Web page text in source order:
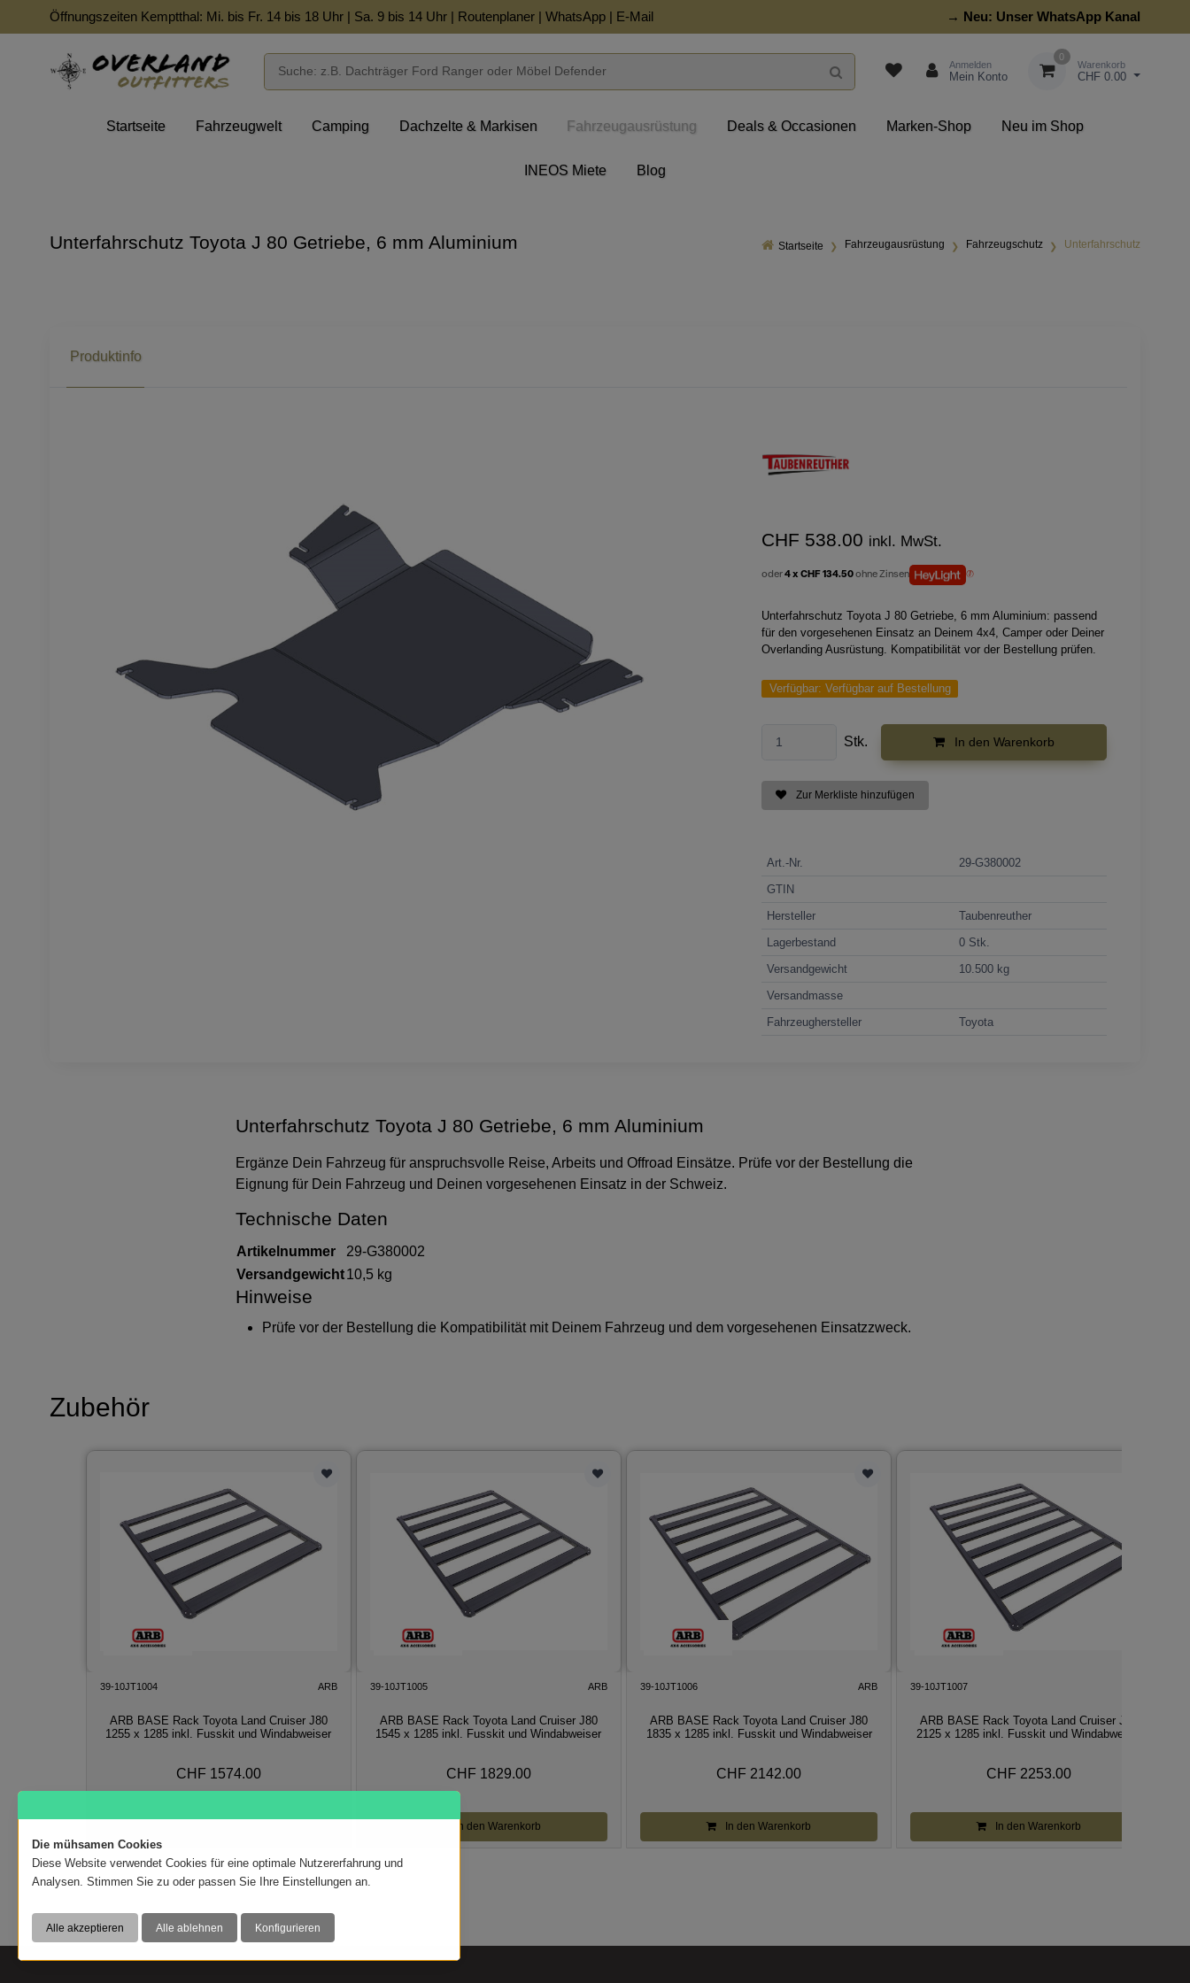
Öffnungszeiten Kemptthal: Mi. bis Fr. 14 bis 18 Uhr | Sa. 9 bis 14 Uhr | Routenplaner | WhatsApp | E-Mail → Neu: Unser WhatsApp Kanal
Anmelden
Mein Konto
0
Warenkorb
CHF 0.00
Startseite Fahrzeugwelt Camping Dachzelte & Markisen Fahrzeugausrüstung Deals & Occasionen Marken-Shop Neu im Shop
INEOS Miete Blog
Startseite Fahrzeugausrüstung Fahrzeugschutz Unterfahrschutz
Unterfahrschutz Toyota J 80 Getriebe, 6 mm Aluminium
Produktinfo
CHF 538.00 inkl. MwSt.
oder4 x CHF 134.50ohne Zinsen
Unterfahrschutz Toyota J 80 Getriebe, 6 mm Aluminium: passend
für den vorgesehenen Einsatz an Deinem 4x4, Camper oder Deiner
Overlanding Ausrüstung. Kompatibilität vor der Bestellung prüfen.
Verfügbar: Verfügbar auf Bestellung
Stk. In den Warenkorb
Zur Merkliste hinzufügen
Art.-Nr.
29-G380002
GTIN
Hersteller
Taubenreuther
Lagerbestand
0 Stk.
Versandgewicht
10.500 kg
Versandmasse
Fahrzeughersteller
Toyota
Unterfahrschutz Toyota J 80 Getriebe, 6 mm Aluminium
Ergänze Dein Fahrzeug für anspruchsvolle Reise, Arbeits und Offroad Einsätze. Prüfe vor der Bestellung die
Eignung für Dein Fahrzeug und Deinen vorgesehenen Einsatz in der Schweiz.
Technische Daten
Artikelnummer
29-G380002
Versandgewicht10,5 kg
Hinweise
Prüfe vor der Bestellung die Kompatibilität mit Deinem Fahrzeug und dem vorgesehenen Einsatzzweck.
Zubehör
39-10JT1004 ARB
ARB BASE Rack Toyota Land Cruiser J80
1255 x 1285 inkl. Fusskit und Windabweiser
CHF 1574.00
39-10JT1005 ARB
ARB BASE Rack Toyota Land Cruiser J80
1545 x 1285 inkl. Fusskit und Windabweiser
CHF 1829.00
In den Warenkorb
39-10JT1006 ARB
ARB BASE Rack Toyota Land Cruiser J80
1835 x 1285 inkl. Fusskit und Windabweiser
CHF 2142.00
In den Warenkorb
39-10JT1007
ARB BASE Rack Toyota Land Cruiser J80
2125 x 1285 inkl. Fusskit und Windabweiser
CHF 2253.00
In den Warenkorb
Die mühsamen Cookies
Diese Website verwendet Cookies für eine optimale Nutzererfahrung und
Analysen. Stimmen Sie zu oder passen Sie Ihre Einstellungen an.